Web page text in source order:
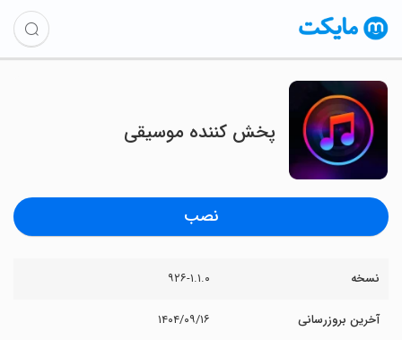
‏پخش کننده موسیقی
نصب
نسخه ۹۲۶-۱.۱.۰
آخرین بروزرسانی ۱۴۰۴/۰۹/۱۶